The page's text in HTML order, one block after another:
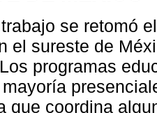
se retomó
el sureste de
programas
que coordina